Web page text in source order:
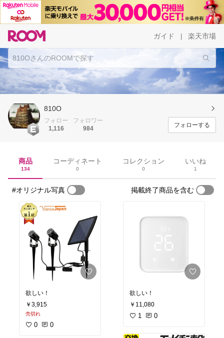
ガイド 楽天市場
810O
フォロー
1,116
フォロワー
984
フォローする
商品
134
コーディネート
0
コレクション
0
いいね
1
#オリジナル写真 掲載終了商品を含む
欲しい！
￥3,915
売切れ
0 0
欲しい！
￥11,080
1 0